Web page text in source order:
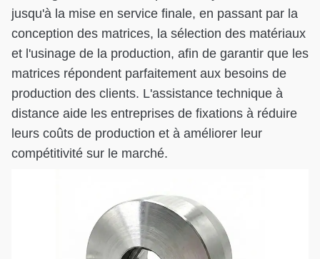
jusqu'à la mise en service finale, en passant par la
conception des matrices, la sélection des matériaux
et l'usinage de la production, afin de garantir que les
matrices répondent parfaitement aux besoins de
production des clients. L'assistance technique à
distance aide les entreprises de fixations à réduire
leurs coûts de production et à améliorer leur
compétitivité sur le marché.